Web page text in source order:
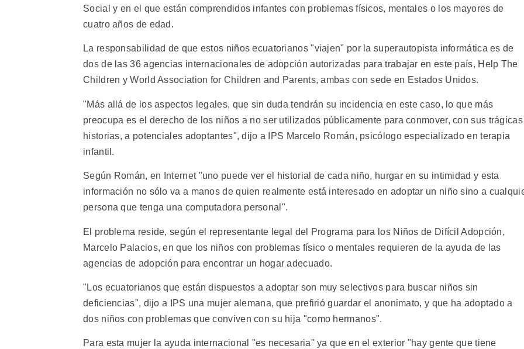
Social y en el que están comprendidos infantes con problemas físicos, mentales o los mayores de
cuatro años de edad.
La responsabilidad de que estos niños ecuatorianos "viajen" por la superautopista informática es de
dos de las 36 agencias internacionales de adopción autorizadas para trabajar en este país, Help The
Children y World Association for Children and Parents, ambas con sede en Estados Unidos.
"Más allá de los aspectos legales, que sin duda tendrán su incidencia en este caso, lo que más
preocupa es el derecho de los niños a no ser utilizados públicamente para conmover, con sus trágicas
historias, a potenciales adoptantes", dijo a IPS Marcelo Román, psicólogo especializado en terapia
infantil.
Según Román, en Internet "uno puede ver el historial de cada niño, hurgar en su intimidad y esta
información no sólo va a manos de quien realmente está interesado en adoptar un niño sino a
persona que tenga una computadora personal".
El problema reside, según el representante legal del Programa para los Niños de Difícil Adopción,
Marcelo Palacios, en que los niños con problemas físico o mentales requieren de la ayuda de las
agencias de adopción para encontrar un hogar adecuado.
"Los ecuatorianos que están dispuestos a adoptar son muy selectivos para buscar niños sin
deficiencias", dijo a IPS una mujer alemana, que prefirió guardar el anonimato, y que ha adoptado a
dos niños con problemas que conviven con su hija "como hermanos".
Para esta mujer la ayuda internacional "es necesaria" ya que en el exterior "hay gente que tiene